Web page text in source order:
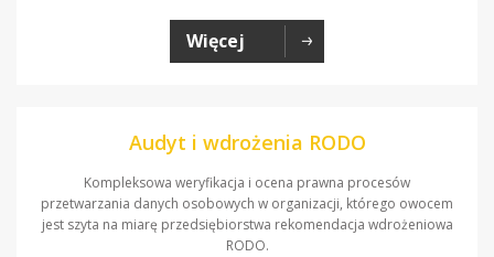
Więcej
Audyt i wdrożenia RODO
Kompleksowa weryfikacja i ocena prawna procesów
przetwarzania danych osobowych w organizacji, którego owocem
jest szyta na miarę przedsiębiorstwa rekomendacja wdrożeniowa
RODO.